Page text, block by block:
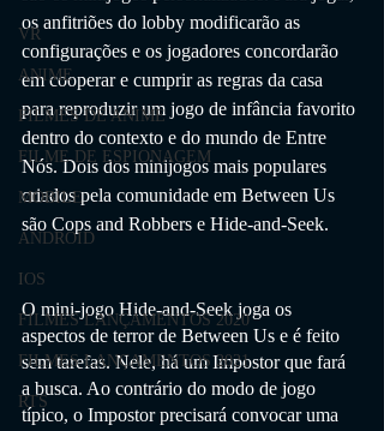
VR
ANIME
FILMES DE ANIME
FILME DE ESPIONAGEM
MOBILE
ANDROID
IOS
FILMES LANÇAMENTOS 2020
FILMES LANÇAMENTOS 2021
RTS
os anfitriões do lobby modificarão as
configurações e os jogadores concordarão
em cooperar e cumprir as regras da casa
para reproduzir um jogo de infância favorito
dentro do contexto e do mundo de Entre
Nós. Dois dos minijogos mais populares
criados pela comunidade em Between Us
são Cops and Robbers e Hide-and-Seek.
O mini-jogo Hide-and-Seek joga os
aspectos de terror de Between Us e é feito
sem tarefas. Nele, há um Impostor que fará
a busca. Ao contrário do modo de jogo
típico, o Impostor precisará convocar uma